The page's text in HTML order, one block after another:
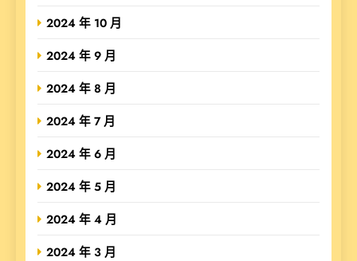
2024 年 10 月
2024 年 9 月
2024 年 8 月
2024 年 7 月
2024 年 6 月
2024 年 5 月
2024 年 4 月
2024 年 3 月